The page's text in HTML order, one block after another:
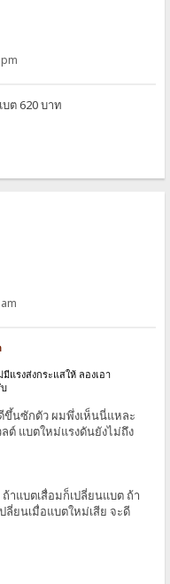
ต 620 บาท
แรงส่งกระแสให้ ลองเอา
ขึ้นซักตัว ผมพึ่งเห็นนี่แหละ
ต์ แบตใหม่แรงดันยังไม่ถึง
าแบตเสื่อมก็เปลี่ยนแบต ถ้า
ลี่ยนเมื่อแบตใหม่เสีย จะดี